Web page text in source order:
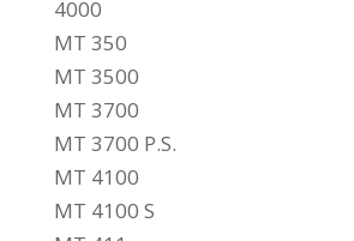
4000
MT 350
MT 3500
MT 3700
MT 3700 P.S.
MT 4100
MT 4100 S